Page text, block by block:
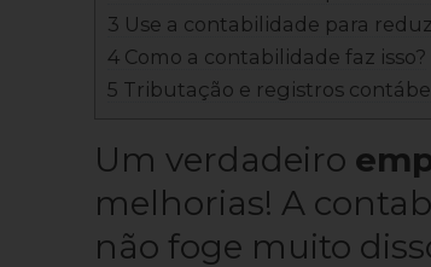
3 Use a contabilidade para
4 Como a contabilidade faz isso?
5 Tributação e registros
Um verdadeiro
melhorias! A
não foge muito